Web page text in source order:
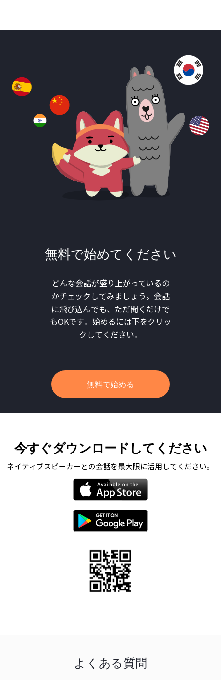
無料で始めてください
どんな会話が盛り上がっているの
かチェックしてみましょう。会話
に飛び込んでも、ただ聞くだけで
もOKです。始めるには下をクリッ
クしてください。
無料で始める
今すぐダウンロードしてください
ネイティブスピーカーとの会話を最大限に活用してください。
よくある質問